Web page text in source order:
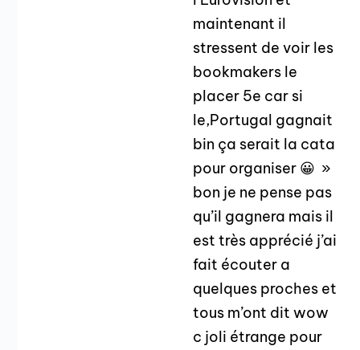
maintenant il
stressent de voir les
bookmakers le
placer 5e car si
le,Portugal gagnait
bin ça serait la cata
pour organiser 😀 »
bon je ne pense pas
qu’il gagnera mais il
est très apprécié j’ai
fait écouter a
quelques proches et
tous m’ont dit wow
c joli étrange pour